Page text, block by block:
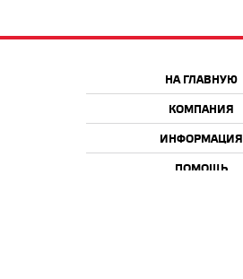
НА ГЛАВНУЮ
КОМПАНИЯ
ИНФОРМАЦИЯ
ПОМОЩЬ